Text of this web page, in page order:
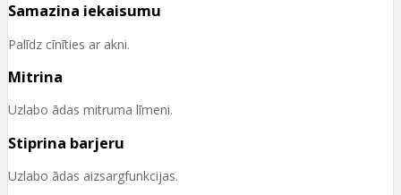
Samazina iekaisumu
Palīdz cīnīties ar akni.
Mitrina
Uzlabo ādas mitruma līmeni.
Stiprina barjeru
Uzlabo ādas aizsargfunkcijas.